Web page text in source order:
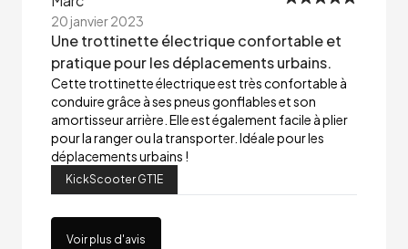
20 janvier 2023
Une trottinette électrique confortable et
pratique pour les déplacements urbains.
Cette trottinette électrique est très confortable à
conduire grâce à ses pneus gonflables et son
amortisseur arrière. Elle est également facile à plier
pour la ranger ou la transporter. Idéale pour les
déplacements urbains !
KickScooter GT1E
Voir plus d'avis